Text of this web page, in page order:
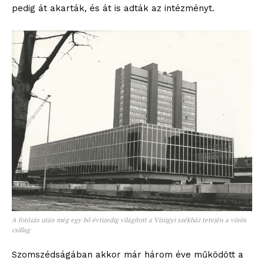
pedig át akarták, és át is adták az intézményt.
A fotózás után még egy bő évtizedig világított a Vízügyi székház tetején a vörös
csillag
Szomszédságában akkor már három éve működött a